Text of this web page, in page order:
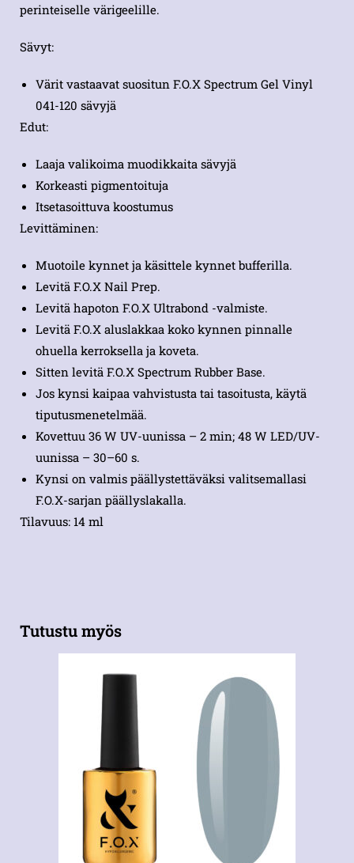
perinteiselle värigeelille.
Sävyt:
Värit vastaavat suositun F.O.X Spectrum Gel Vinyl
041-120 sävyjä
Edut:
Laaja valikoima muodikkaita sävyjä
Korkeasti pigmentoituja
Itsetasoittuva koostumus
Levittäminen:
Muotoile kynnet ja käsittele kynnet bufferilla.
Levitä F.O.X Nail Prep.
Levitä hapoton F.O.X Ultrabond -valmiste.
Levitä F.O.X aluslakkaa koko kynnen pinnalle
ohuella kerroksella ja koveta.
Sitten levitä F.O.X Spectrum Rubber Base.
Jos kynsi kaipaa vahvistusta tai tasoitusta, käytä
tiputusmenetelmää.
Kovettuu 36 W UV-uunissa – 2 min; 48 W LED/UV-
uunissa – 30–60 s.
Kynsi on valmis päällystettäväksi valitsemallasi
F.O.X-sarjan päällyslakalla.
Tilavuus: 14 ml
Tutustu myös